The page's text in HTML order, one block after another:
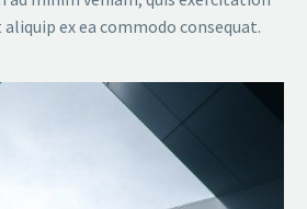
ex ea commodo consequat.